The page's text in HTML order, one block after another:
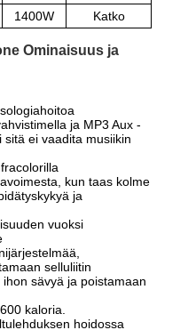
1400W Katko
Ominaisuus ja
ja MP3 Aux -
ei vaadita musiikin
kun taas kolme
ja
vuoksi
selluliitin
sävyä ja poistamaan
kaloria.
hoidossa